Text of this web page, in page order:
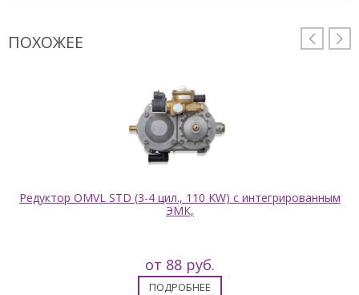
 
ПОХОЖЕЕ
Редуктор OMVL STD (3-4 цил., 110 KW) с интегрированным
ЭМК,
от 88 руб.
ПОДРОБНЕЕ